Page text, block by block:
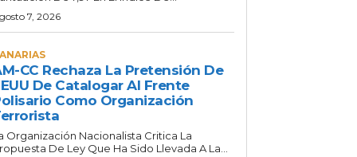
7, 2026
CC Rechaza La Pretensión De
De Catalogar Al Frente
Como Organización
Organización Nacionalista Critica La
De Ley Que Ha Sido Llevada A La...